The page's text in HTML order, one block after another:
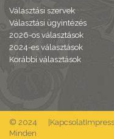
Választási szervek
Választási ügyintézés
2026-os választások
2024-es választások
Korábbi választások
© 2024
Minden
Kapcsolat